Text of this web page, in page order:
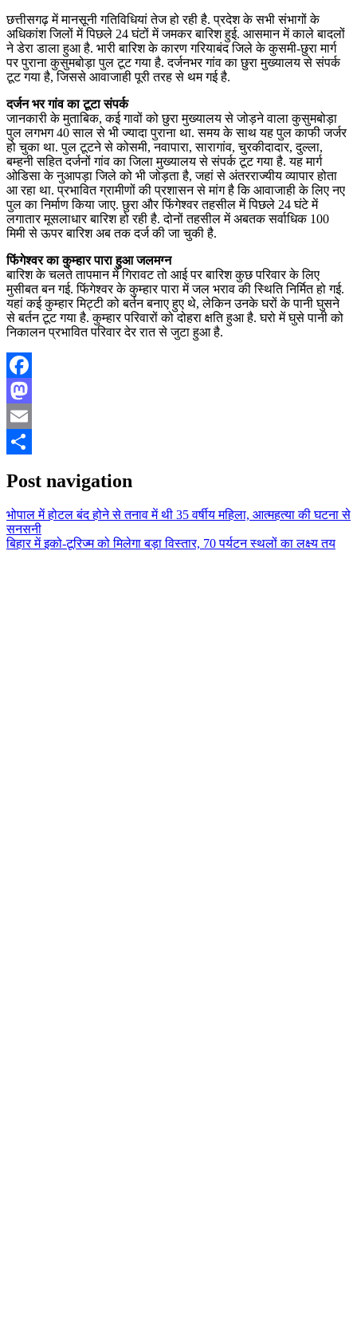
छत्तीसगढ़ में मानसूनी गतिविधियां तेज हो रही है. प्रदेश के सभी संभागों के
अधिकांश जिलों में पिछले 24 घंटों में जमकर बारिश हुई. आसमान में काले बादलों
ने डेरा डाला हुआ है. भारी बारिश के कारण गरियाबंद जिले के कुसमी-छुरा मार्ग
पर पुराना कुसुमबोड़ा पुल टूट गया है. दर्जनभर गांव का छुरा मुख्यालय से संपर्क
टूट गया है, जिससे आवाजाही पूरी तरह से थम गई है.
दर्जन भर गांव का टूटा संपर्क
जानकारी के मुताबिक, कई गावों को छुरा मुख्यालय से जोड़ने वाला कुसुमबोड़ा
पुल लगभग 40 साल से भी ज्यादा पुराना था. समय के साथ यह पुल काफी जर्जर
हो चुका था. पुल टूटने से कोसमी, नवापारा, सारागांव, चुरकीदादार, दुल्ला,
बम्हनी सहित दर्जनों गांव का जिला मुख्यालय से संपर्क टूट गया है. यह मार्ग
ओडिसा के नुआपड़ा जिले को भी जोड़ता है, जहां से अंतरराज्यीय व्यापार होता
आ रहा था. प्रभावित ग्रामीणों की प्रशासन से मांग है कि आवाजाही के लिए नए
पुल का निर्माण किया जाए. छुरा और फिंगेश्वर तहसील में पिछले 24 घंटे में
लगातार मूसलाधार बारिश हो रही है. दोनों तहसील में अबतक सर्वाधिक 100
मिमी से ऊपर बारिश अब तक दर्ज की जा चुकी है.
फिंगेश्वर का कुम्हार पारा हुआ जलमग्न
बारिश के चलते तापमान में गिरावट तो आई पर बारिश कुछ परिवार के लिए
मुसीबत बन गई. फिंगेश्वर के कुम्हार पारा में जल भराव की स्थिति निर्मित हो गई.
यहां कई कुम्हार मिट्टी को बर्तन बनाए हुए थे, लेकिन उनके घरों के पानी घुसने
से बर्तन टूट गया है. कुम्हार परिवारों को दोहरा क्षति हुआ है. घरो में घुसे पानी को
निकालन प्रभावित परिवार देर रात से जुटा हुआ है.
Facebook
Mastodon
Email
Post navigation
भोपाल में होटल बंद होने से तनाव में थी 35 वर्षीय महिला, आत्महत्या की घटना से
सनसनी
बिहार में इको-टूरिज्म को मिलेगा बड़ा विस्तार, 70 पर्यटन स्थलों का लक्ष्य तय